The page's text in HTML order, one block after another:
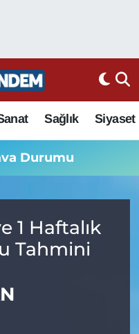
Sağlık Siyaset
Durumu
1 Haftalık
Tahmini